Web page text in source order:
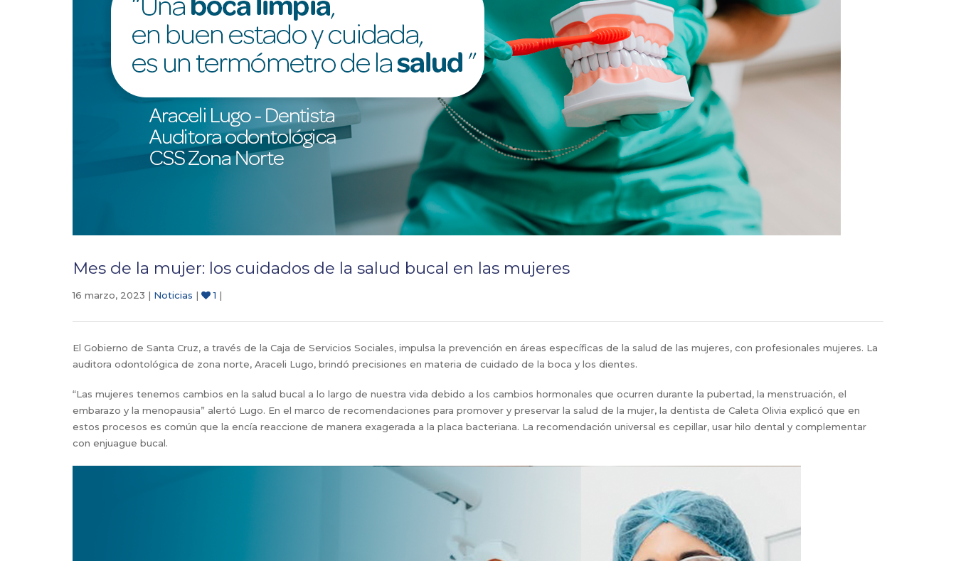
Mes de la mujer: los cuidados de la salud bucal en las mujeres
16 marzo, 2023 | Noticias | 1 |
El Gobierno de Santa Cruz, a través de la Caja de Servicios Sociales, impulsa la prevención en áreas específicas de la salud de las mujeres, con profesionales mujeres. La
auditora odontológica de zona norte, Araceli Lugo, brindó precisiones en materia de cuidado de la boca y los dientes.
“Las mujeres tenemos cambios en la salud bucal a lo largo de nuestra vida debido a los cambios hormonales que ocurren durante la pubertad, la menstruación, el
embarazo y la menopausia” alertó Lugo. En el marco de recomendaciones para promover y preservar la salud de la mujer, la dentista de Caleta Olivia explicó que en
estos procesos es común que la encía reaccione de manera exagerada a la placa bacteriana. La recomendación universal es cepillar, usar hilo dental y complementar
con enjuague bucal.